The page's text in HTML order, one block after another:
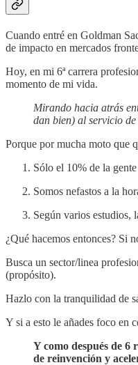
Cuando entré en Goldman
de impacto en mercados
Hoy, en mi 6ª carrera
momento de mi vida.
Mirando hacia atrás
dan bien) al servicio
Porque por mucha moto que
Sólo el 10% de la
Somos nefastos a la
Según varios estudios,
¿Qué hacemos entonces? Si
Busca un sector/linea
(propósito).
Hazlo con la tranquilidad de
Y si a esto le añades foco en
Y como después de 6
de reinvención y